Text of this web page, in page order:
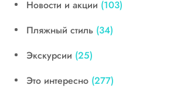
Новости и акции (103)
Пляжный стиль (34)
Экскурсии (25)
Это интересно (277)